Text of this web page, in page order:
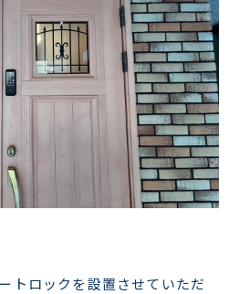
トロックを設置させていただ